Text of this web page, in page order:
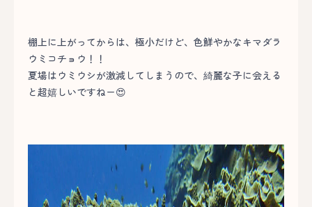
棚上に上がってからは、極小だけど、色鮮やかなキマダラ
ウミコチョウ！！
夏場はウミウシが激減してしまうので、綺麗な子に会える
と超嬉しいですねー😍